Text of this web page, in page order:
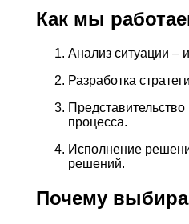
Как мы
Анализ ситуации –
Разработка
процесса.
Исполнение
решений.
Почему